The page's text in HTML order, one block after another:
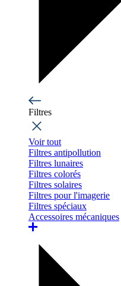
Filtres
Voir tout
Filtres antipollution
Filtres lunaires
Filtres colorés
Filtres solaires
Filtres pour l'imagerie
Filtres spéciaux
Accessoires mécaniques